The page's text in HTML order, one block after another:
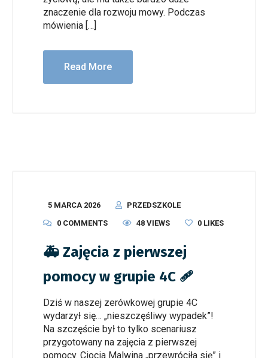
znaczenie dla rozwoju mowy. Podczas
mówienia […]
Read More
5 MARCA 2026
PRZEDSZKOLE
0 COMMENTS
48 VIEWS 0 LIKES
🚑 Zajęcia z pierwszej
pomocy w grupie 4C 🩹
Dziś w naszej zerówkowej grupie 4C
wydarzył się… „nieszczęśliwy wypadek”!
Na szczęście był to tylko scenariusz
przygotowany na zajęcia z pierwszej
pomocy. Ciocia Malwina „przewróciła się” i